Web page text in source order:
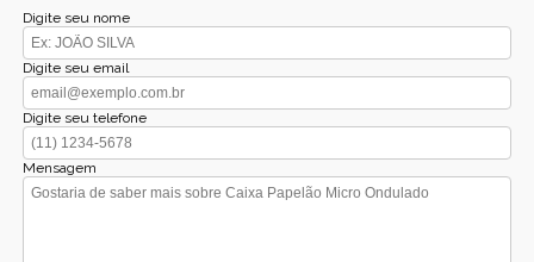
Digite seu nome
Digite seu email
Digite seu telefone
Mensagem